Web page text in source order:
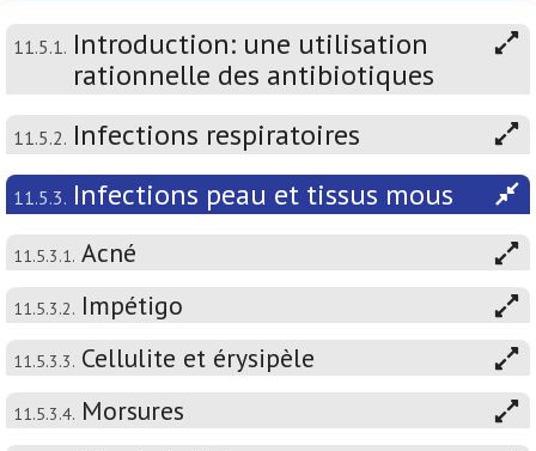
11.5.1. Introduction: une utilisation
rationnelle des antibiotiques
11.5.2. Infections respiratoires
11.5.3. Infections peau et tissus mous
11.5.3.1. Acné
11.5.3.2. Impétigo
11.5.3.3. Cellulite et érysipèle
11.5.3.4. Morsures